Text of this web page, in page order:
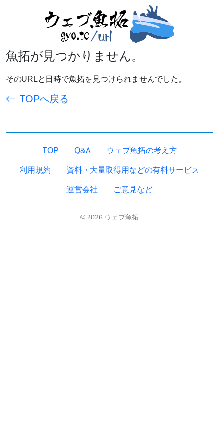
魚拓が見つかりません。
そのURLと日時で魚拓を見つけられませんでした。
TOPへ戻る
TOP Q&A ウェブ魚拓の考え方
利用規約 資料・大量取得用などの有料サービス
運営会社 ご意見など
© 2026 ウェブ魚拓